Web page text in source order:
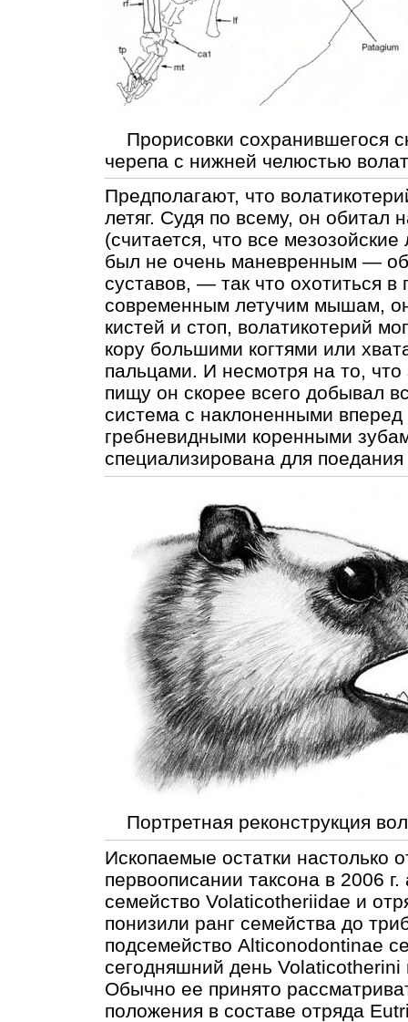
Прорисовки сохранившегося
черепа с нижней челюстью
Предполагают, что
летяг. Судя по всему, он обитал
(считается, что все
был не очень маневренным —
суставов, — так что охотиться
современным летучим мышам,
кистей и стоп, волатикотерий
кору большими когтями или
пальцами. И несмотря на то, что
пищу он скорее всего добывал
система с наклоненными
гребневидными коренными
специализирована для
Портретная реконструкция
Ископаемые остатки настолько
первоописании таксона в 2006
семейство Volaticotheriidae и
понизили ранг семейства до
подсемейство Alticonodontinae
сегодняшний день
Обычно ее принято
положения в составе отряда